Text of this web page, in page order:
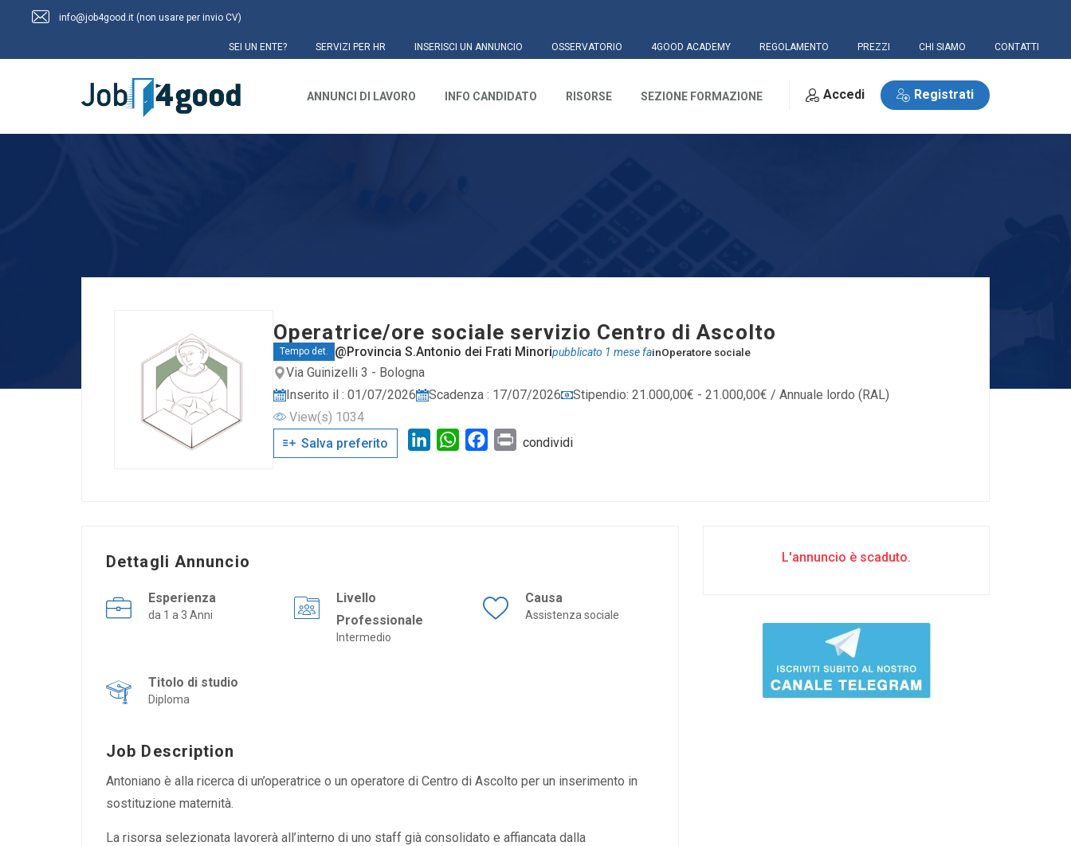
info@job4good.it (non usare per invio CV)
SEI UN ENTE? SERVIZI PER HR INSERISCI UN ANNUNCIO OSSERVATORIO 4GOOD ACADEMY REGOLAMENTO PREZZI CHI SIAMO CONTATTI
ANNUNCI DI LAVORO INFO CANDIDATO RISORSE SEZIONE FORMAZIONE Accedi Registrati
Operatrice/ore sociale servizio Centro di Ascolto
Tempo det. @Provincia S.Antonio dei Frati Minoripubblicato 1 mese fainOperatore sociale
Via Guinizelli 3 - Bologna
Inserito il : 01/07/2026
Scadenza : 17/07/2026
Stipendio: 21.000,00€ - 21.000,00€ / Annuale lordo (RAL)
View(s) 1034
Salva preferito
LinkedInWhatsAppFacebook
Print
condividi
Dettagli Annuncio
Esperienza
da 1 a 3 Anni
Livello
Professionale
Intermedio
Causa
Assistenza sociale
Titolo di studio
Diploma
Job Description
Antoniano è alla ricerca di un’operatrice o un operatore di Centro di Ascolto per un inserimento in
sostituzione maternità.
La risorsa selezionata lavorerà all’interno di uno staff già consolidato e affiancata dalla
L'annuncio è scaduto.